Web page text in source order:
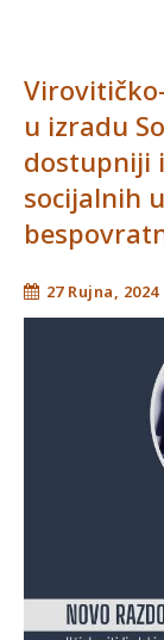
u izradu
dostupniji
socijalnih
27 Rujna, 2024